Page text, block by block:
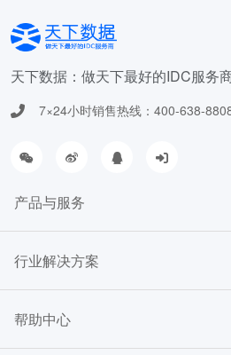
天下数据：做天下最好的IDC服务
7×24小时销售热线：400-638-
产品与服务
行业解决方案
帮助中心